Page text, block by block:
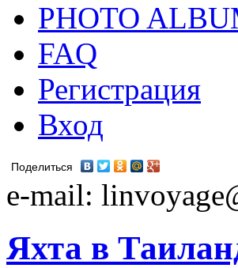
PHOTO
FAQ
Регистрация
Вход
Поделиться
e-mail:
Яхта в